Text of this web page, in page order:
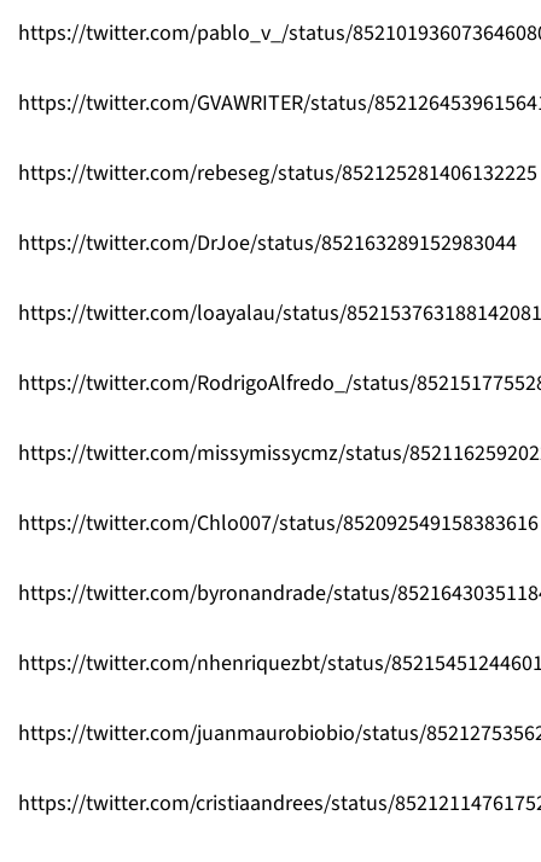
https://twitter.com/pablo_v_/status/
https://twitter.com/GVAWRITER/status/
https://twitter.com/rebeseg/status/852125281406132225
https://twitter.com/DrJoe/status/852163289152983044
https://twitter.com/loayalau/status/852153763188142081
https://twitter.com/RodrigoAlfredo_/status/
https://twitter.com/missymissycmz/status/
https://twitter.com/Chlo007/status/852092549158383616
https://twitter.com/byronandrade/status/
https://twitter.com/nhenriquezbt/status/
https://twitter.com/juanmaurobiobio/status/
https://twitter.com/cristiaandrees/status/